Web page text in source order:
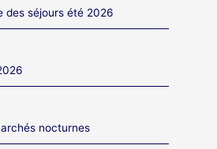
des séjours été 2026
nocturnes